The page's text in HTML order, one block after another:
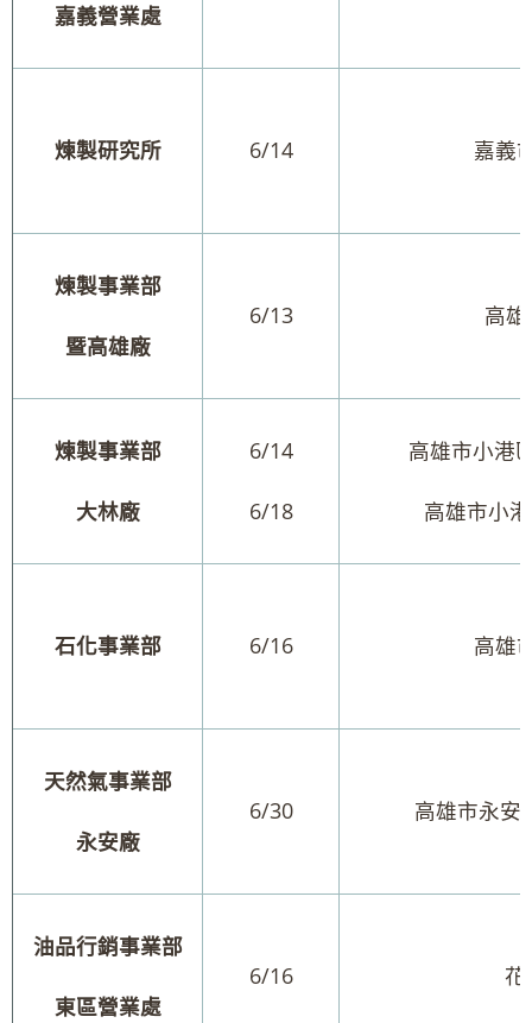
嘉義營業處
煉製研究所 6/14 嘉義
煉製事業部
暨高雄廠
6/13 高
煉製事業部
大林廠
6/14
6/18
高雄市小港
高雄市小
石化事業部 6/16 高雄
天然氣事業部
永安廠
6/30 高雄市永安
油品行銷事業部
東區營業處
6/16 花